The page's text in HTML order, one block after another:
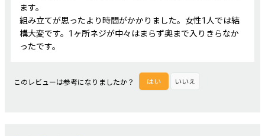
ます。
組み立てが思ったより時間がかかりました。女性1人では結
構大変です。1ヶ所ネジが中々はまらず奥まで入りきらなか
ったです。
このレビューは参考になりましたか？ はい いいえ